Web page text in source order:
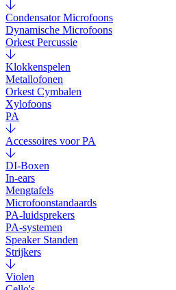
Condensator Microfoons
Dynamische Microfoons
Orkest Percussie
Klokkenspelen
Metallofonen
Orkest Cymbalen
Xylofoons
PA
Accessoires voor PA
DI-Boxen
In-ears
Mengtafels
Microfoonstandaards
PA-luidsprekers
PA-systemen
Speaker Standen
Strijkers
Violen